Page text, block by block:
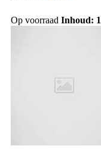
Op voorraad Inhoud: